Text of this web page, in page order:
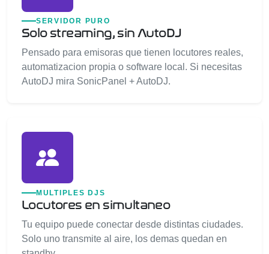
SERVIDOR PURO
Solo streaming, sin AutoDJ
Pensado para emisoras que tienen locutores reales,
automatizacion propia o software local. Si necesitas
AutoDJ mira SonicPanel + AutoDJ.
MULTIPLES DJS
Locutores en simultaneo
Tu equipo puede conectar desde distintas ciudades.
Solo uno transmite al aire, los demas quedan en